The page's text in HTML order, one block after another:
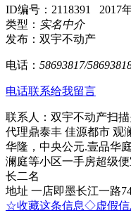
ID编号：2118391 2017
类型： 实名中介
发布：双宇不动产
电话： 58693817/
电话联系给我留言
联系人：双宇不动产扫
代理鼎泰丰 佳源都市 观
华隆，中央公元.壹品华
澜庭等小区一手房超级
长二名
地址 一店即墨长江一路
☆收藏这条信息◇虚假信